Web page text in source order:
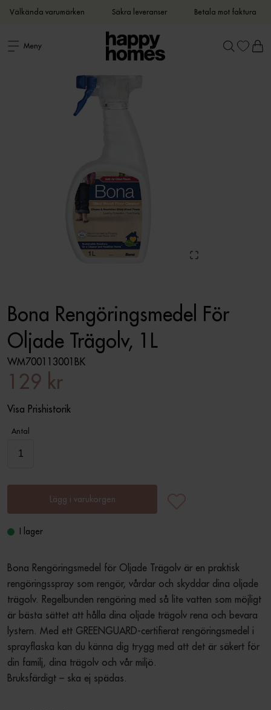
Välkända varumärken Säkra leveranser Betala mot faktura
Meny
Bona Rengöringsmedel För
Oljade Trägolv, 1L
WM700113001BK
129 kr
Visa Prishistorik
Antal
Lägg i varukorgen
I lager
Bona Rengöringsmedel för Oljade Trägolv är en praktisk
rengöringsspray som rengör, vårdar och skyddar dina oljade
trägolv. Regelbunden rengöring med så lite vatten som möjligt
är bästa sättet att hålla dina oljade trägolv rena och bevara
lystern. Med ett GREENGUARD-certifierat rengöringsmedel i
sprayflaska kan du känna dig trygg med att det är säkert för
din familj, dina trägolv och vår miljö.
Bruksfärdigt – ska ej spädas.